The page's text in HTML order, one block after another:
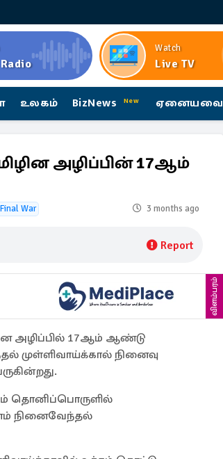
Watch
Live TV
உலகம் BizNews New ஏனையவை
அழிப்பின் 17ஆம்
War 3 months ago
Report
விளம்பரம்
அழிப்பில் 17ஆம் ஆண்டு
முள்ளிவாய்க்கால் நினைவு
தொனிப்பொருளில்
நினைவேந்தல்